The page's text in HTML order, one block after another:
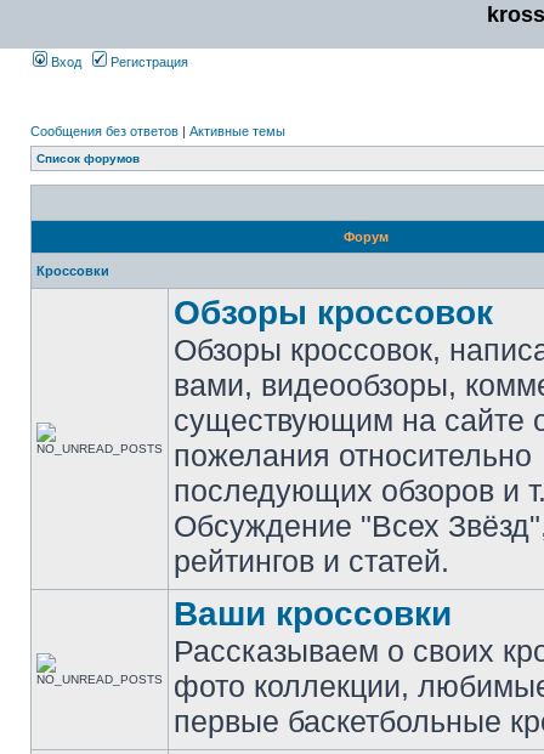
Вход Регистрация
Сообщения без ответов | Активные темы
Список форумов
Форум
Кроссовки
Обзоры кроссовок
Обзоры кроссовок,
вами, видеообзоры,
существующим на сайте
пожелания относительно
последующих обзоров и
Обсуждение "Всех
рейтингов и статей.
Ваши кроссовки
Рассказываем о своих
фото коллекции,
первые баскетбольные